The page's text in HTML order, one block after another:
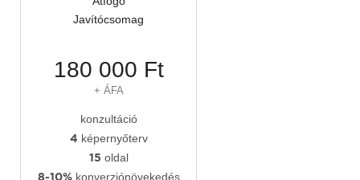
Javítócsomag
180 000 Ft
+ ÁFA
konzultáció
4 képernyőterv
15 oldal
8-10% konverziónövekedés